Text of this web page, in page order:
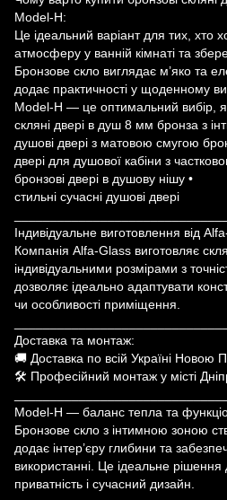
Model-H:
Це ідеальний варіант для тих, хто
атмосферу у ванній кімнаті та
Бронзове скло виглядає м’яко та
додає практичності у щоденному
Model-H — це оптимальний вибір,
скляні двері в душ 8 мм бронза з
душові двері з матовою смугою
двері для душової кабіни з
бронзові двері в душову нішу •
стильні сучасні душові двері
Індивідуальне виготовлення від
Компанія Alfa-Glass виготовляє
індивідуальними розмірами з
дозволяє ідеально адаптувати
чи особливості приміщення.
Доставка та монтаж:
🚚 Доставка по всій Україні Новою
🛠 Професійний монтаж у місті
Model-H — баланс тепла та
Бронзове скло з інтимною зоною
додає інтер’єру глибини та
використанні. Це ідеальне рішення
приватність і сучасний дизайн.